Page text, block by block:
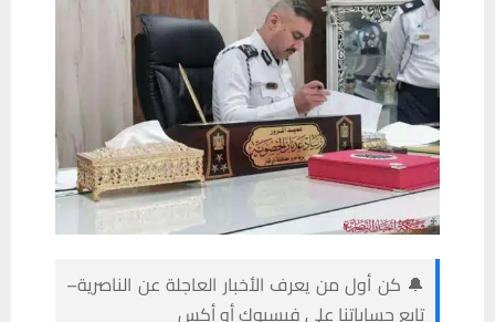
🔔 كن أول من يعرف الأخبار العاجلة عن الناصرية–
تابع حساباتنا على فيسبوك أو أكس